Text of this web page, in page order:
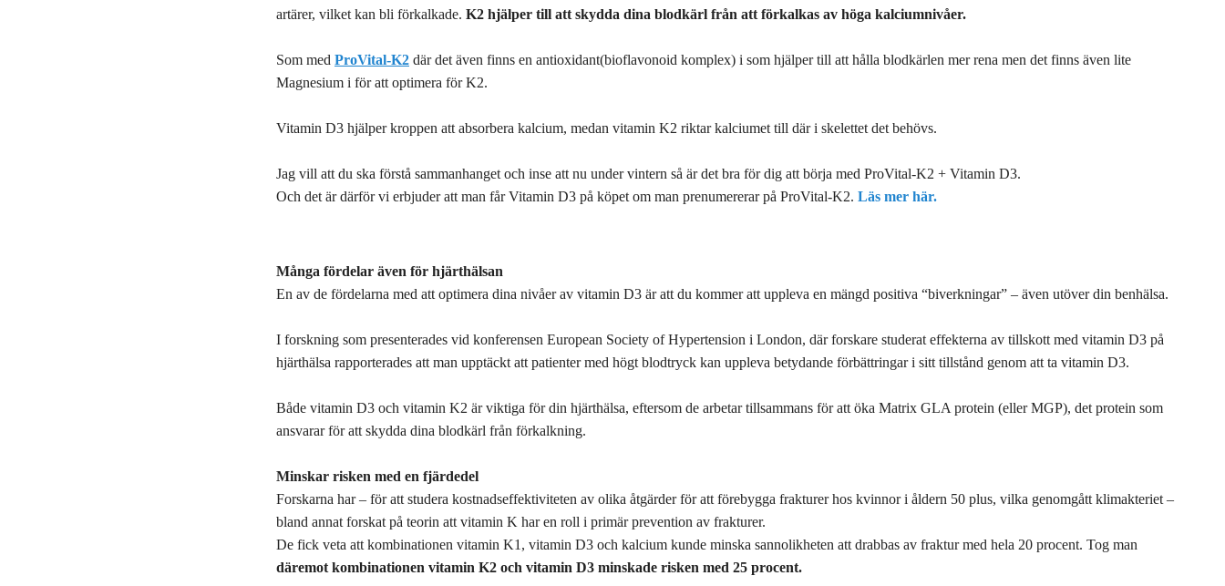
artärer, vilket kan bli förkalkade. K2 hjälper till att skydda dina blodkärl från att förkalkas av höga kalciumnivåer.
Som med ProVital-K2 där det även finns en antioxidant(bioflavonoid komplex) i som hjälper till att hålla blodkärlen mer rena men det finns även lite
Magnesium i för att optimera för K2.
Vitamin D3 hjälper kroppen att absorbera kalcium, medan vitamin K2 riktar kalciumet till där i skelettet det behövs.
Jag vill att du ska förstå sammanhanget och inse att nu under vintern så är det bra för dig att börja med ProVital-K2 + Vitamin D3.
Och det är därför vi erbjuder att man får Vitamin D3 på köpet om man prenumererar på ProVital-K2. Läs mer här.
Många fördelar även för hjärthälsan
En av de fördelarna med att optimera dina nivåer av vitamin D3 är att du kommer att uppleva en mängd positiva “biverkningar” – även utöver din benhälsa.
I forskning som presenterades vid konferensen European Society of Hypertension i London, där forskare studerat effekterna av tillskott med vitamin D3 på
hjärthälsa rapporterades att man upptäckt att patienter med högt blodtryck kan uppleva betydande förbättringar i sitt tillstånd genom att ta vitamin D3.
Både vitamin D3 och vitamin K2 är viktiga för din hjärthälsa, eftersom de arbetar tillsammans för att öka Matrix GLA protein (eller MGP), det protein som
ansvarar för att skydda dina blodkärl från förkalkning.
Minskar risken med en fjärdedel
Forskarna har – för att studera kostnadseffektiviteten av olika åtgärder för att förebygga frakturer hos kvinnor i åldern 50 plus, vilka genomgått klimakteriet –
bland annat forskat på teorin att vitamin K har en roll i primär prevention av frakturer.
De fick veta att kombinationen vitamin K1, vitamin D3 och kalcium kunde minska sannolikheten att drabbas av fraktur med hela 20 procent. Tog man
däremot kombinationen vitamin K2 och vitamin D3 minskade risken med 25 procent.